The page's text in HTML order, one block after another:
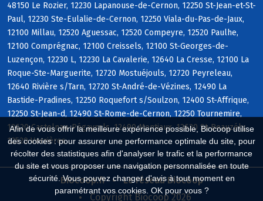
Afin de vous offrir la meilleure expérience possible, Biocoop utilise
des cookies : pour assurer une performance optimale du site, pour
récolter des statistiques afin d'analyser le trafic et la performance
du site et vous proposer une navigation personnalisée en toute
sécurité. Vous pouvez changer d'avis à tout moment en
paramétrant vos cookies. OK pour vous ?
48150 Le Rozier, 12230 Lapanouse-de-Cernon, 12250 St-Jean-et-St-
Paul, 12230 Ste-Eulalie-de-Cernon, 12250 Viala-du-Pas-de-Jaux,
12100 Millau, 12520 Aguessac, 12520 Compeyre, 12520 Paulhe,
12100 Comprégnac, 12100 Creissels, 12100 St-Georges-de-
Luzençon, 12230 L, 12230 La Cavalerie, 12640 La Cresse, 12100 La
Roque-Ste-Marguerite, 12720 Mostuéjouls, 12720 Peyreleau,
12640 Rivière s/Tarn, 12720 St-André-de-Vézines, 12490 La
Bastide-Pradines, 12250 Roquefort s/Soulzon, 12400 St-Affrique,
12250 St-Jean-d, 12490 St-Rome-de-Cernon, 12250 Tournemire,
12620 Castelnau-Pégayrols, 12490 Montjaux, 12620 St-Beauzély,
12520 Verrières
Biocoop.fr
Le réseau Biocoop
Copyright Biocoop 2026